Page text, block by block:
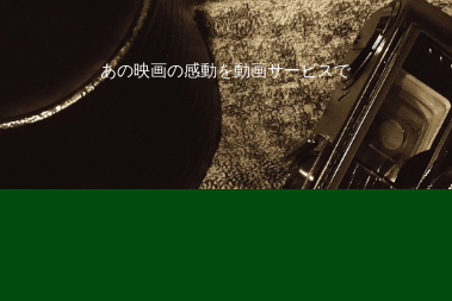
あの映画の感動を動画サービスで